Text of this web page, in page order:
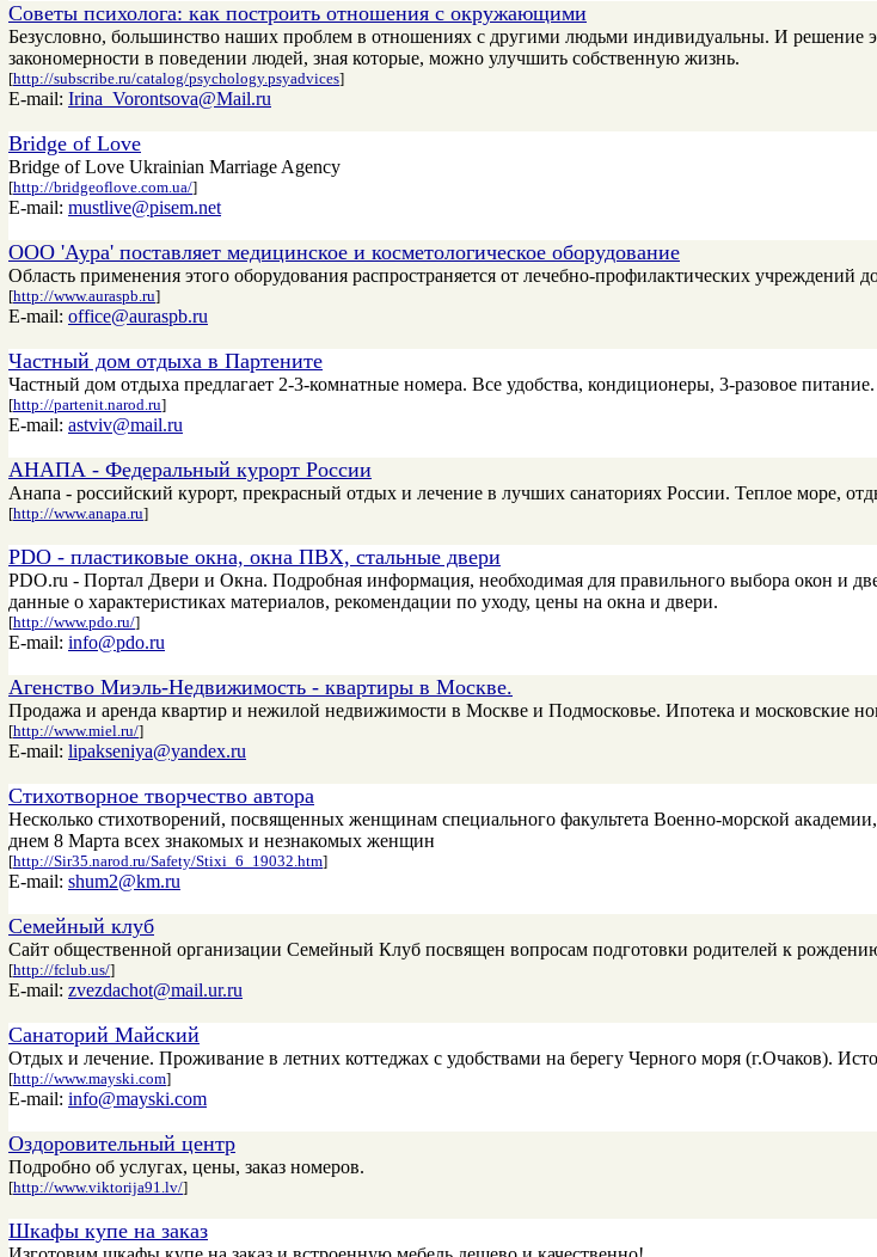
Советы психолога: как построить отношения с окружающими
Безусловно, большинство наших проблем в отношениях с другими людьми индивидуальны. И решение
закономерности в поведении людей, зная которые, можно улучшить собственную жизнь.
[http://subscribe.ru/catalog/psychology.psyadvices]
E-mail: Irina_Vorontsova@Mail.ru
Bridge of Love
Bridge of Love Ukrainian Marriage Agency
[http://bridgeoflove.com.ua/]
E-mail: mustlive@pisem.net
ООО 'Аура' поставляет медицинское и косметологическое оборудование
Область применения этого оборудования распространяется от лечебно-профилактических
[http://www.auraspb.ru]
E-mail: office@auraspb.ru
Частный дом отдыха в Партените
Частный дом отдыха предлагает 2-3-комнатные номера. Все удобства, кондиционеры, 3-разовое питание.
[http://partenit.narod.ru]
E-mail: astviv@mail.ru
АНАПА - Федеральный курорт России
Анапа - российский курорт, прекрасный отдых и лечение в лучших санаториях России. Теплое море,
[http://www.anapa.ru]
PDO - пластиковые окна, окна ПВХ, стальные двери
PDO.ru - Портал Двери и Окна. Подробная информация, необходимая для правильного выбора окон и
данные о характеристиках материалов, рекомендации по уходу, цены на окна и двери.
[http://www.pdo.ru/]
E-mail: info@pdo.ru
Агенство Миэль-Недвижимость - квартиры в Москве.
Продажа и аренда квартир и нежилой недвижимости в Москве и Подмосковье. Ипотека и московские
[http://www.miel.ru/]
E-mail: lipakseniya@yandex.ru
Стихотворное творчество автора
Несколько стихотворений, посвященных женщинам специального факультета Военно-морской
днем 8 Марта всех знакомых и незнакомых женщин
[http://Sir35.narod.ru/Safety/Stixi_6_19032.htm]
E-mail: shum2@km.ru
Семейный клуб
Сайт общественной организации Семейный Клуб посвящен вопросам подготовки родителей к
[http://fclub.us/]
E-mail: zvezdachot@mail.ur.ru
Санаторий Майский
Отдых и лечение. Проживание в летних коттеджах с удобствами на берегу Черного моря (г.Очаков).
[http://www.mayski.com]
E-mail: info@mayski.com
Оздоровительный центр
Подробно об услугах, цены, заказ номеров.
[http://www.viktorija91.lv/]
Шкафы купе на заказ